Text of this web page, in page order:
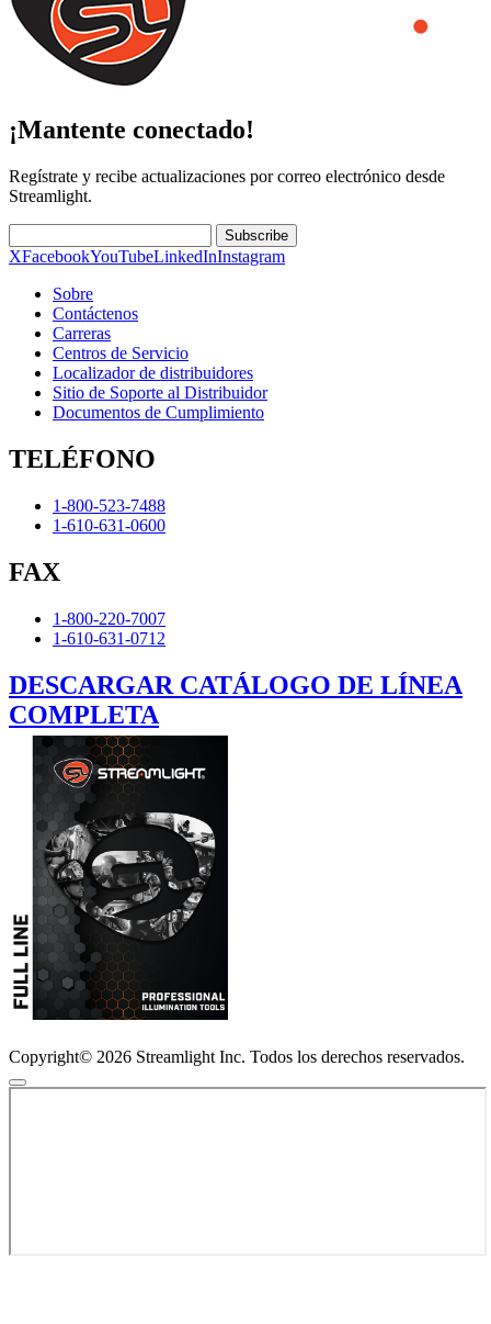
¡Mantente conectado!
Regístrate y recibe actualizaciones por correo electrónico desde
Streamlight.
Subscribe
XFacebookYouTubeLinkedInInstagram
Sobre
Contáctenos
Carreras
Centros de Servicio
Localizador de distribuidores
Sitio de Soporte al Distribuidor
Documentos de Cumplimiento
TELÉFONO
1-800-523-7488
1-610-631-0600
FAX
1-800-220-7007
1-610-631-0712
DESCARGAR CATÁLOGO DE LÍNEA
COMPLETA
Copyright© 2026 Streamlight Inc. Todos los derechos reservados.